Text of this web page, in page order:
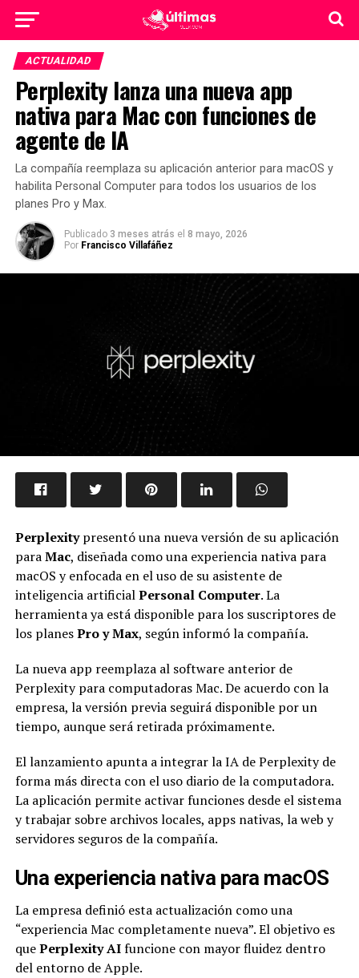
ACTUALIDAD
Perplexity lanza una nueva app
nativa para Mac con funciones de
agente de IA
La compañía reemplaza su aplicación anterior para macOS y
habilita Personal Computer para todos los usuarios de los
planes Pro y Max.
Publicado 3 meses atrás el 8 mayo, 2026
Por Francisco Villafáñez
Perplexitypresentó una nueva versión de su aplicación
paraMac, diseñada como una experiencia nativa para
macOS y enfocada en el uso de su asistente de
inteligencia artificialPersonal Computer. La
herramienta ya está disponible para los suscriptores de
los planesPro y Max, según informó la compañía.
La nueva app reemplaza al software anterior de
Perplexity para computadoras Mac. De acuerdo con la
empresa, la versión previa seguirá disponible por un
tiempo, aunque será retirada próximamente.
El lanzamiento apunta a integrar la IA de Perplexity de
forma más directa con el uso diario de la computadora.
La aplicación permite activar funciones desde el sistema
y trabajar sobre archivos locales, apps nativas, la web y
servidores seguros de la compañía.
Una experiencia nativa para macOS
La empresa definió esta actualización como una
“experiencia Mac completamente nueva”. El objetivo es
quePerplexity AIfuncione con mayor fluidez dentro
del entorno de Apple.